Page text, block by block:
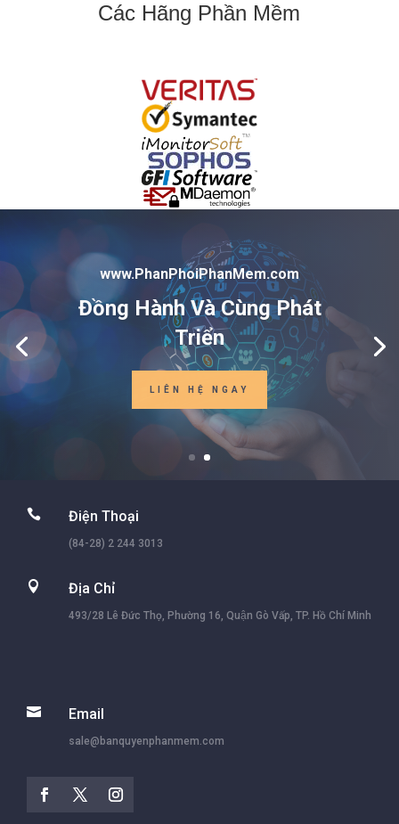
Các Hãng Phần Mềm
www.PhanPhoiPhanMem.com
Đồng Hành Và Cùng Phát
Triển
LIÊN HỆ NGAY
 Điện Thoại
(84-28) 2 244 3013
 Địa Chỉ
493/28 Lê Đức Thọ, Phường 16, Quận Gò Vấp, TP. Hồ Chí Minh
 Email
sale@banquyenphanmem.com